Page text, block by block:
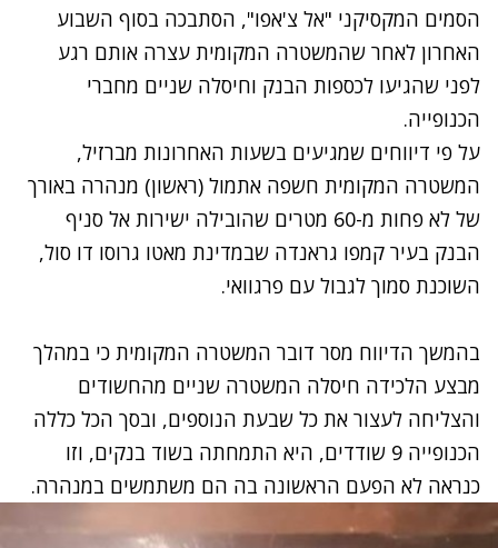
הסמים המקסיקני "אל צ'אפו", הסתבכה בסוף השבוע
האחרון לאחר שהמשטרה המקומית עצרה אותם רגע
לפני שהגיעו לכספות הבנק וחיסלה שניים מחברי
הכנופייה.
על פי דיווחים שמגיעים בשעות האחרונות מברזיל,
המשטרה המקומית חשפה אתמול (ראשון) מנהרה באורך
של לא פחות מ-60 מטרים שהובילה ישירות אל סניף
הבנק בעיר קמפו גראנדה שבמדינת מאטו גרוסו דו סול,
השוכנת סמוך לגבול עם פרגוואי.
בהמשך הדיווח מסר דובר המשטרה המקומית כי במהלך
מבצע הלכידה חיסלה המשטרה שניים מהחשודים
והצליחה לעצור את כל שבעת הנוספים, ובסך הכל כללה
הכנופייה 9 שודדים, היא התמחתה בשוד בנקים, וזו
כנראה לא הפעם הראשונה בה הם משתמשים במנהרה.